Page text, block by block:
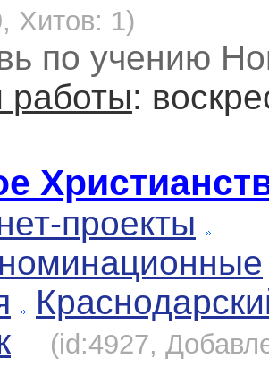
Хитов: 1)
по учению
:
проекты
(id:4927,